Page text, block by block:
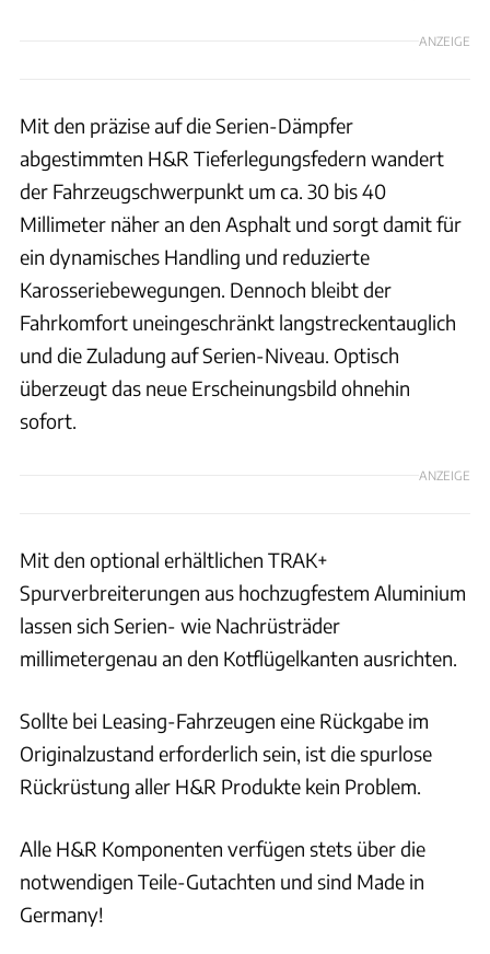
ANZEIGE
Mit den präzise auf die Serien-Dämpfer
abgestimmten H&R Tieferlegungsfedern wandert
der Fahrzeugschwerpunkt um ca. 30 bis 40
Millimeter näher an den Asphalt und sorgt damit für
ein dynamisches Handling und reduzierte
Karosseriebewegungen. Dennoch bleibt der
Fahrkomfort uneingeschränkt langstreckentauglich
und die Zuladung auf Serien-Niveau. Optisch
überzeugt das neue Erscheinungsbild ohnehin
sofort.
ANZEIGE
Mit den optional erhältlichen TRAK+
Spurverbreiterungen aus hochzugfestem Aluminium
lassen sich Serien- wie Nachrüsträder
millimetergenau an den Kotflügelkanten ausrichten.
Sollte bei Leasing-Fahrzeugen eine Rückgabe im
Originalzustand erforderlich sein, ist die spurlose
Rückrüstung aller H&R Produkte kein Problem.
Alle H&R Komponenten verfügen stets über die
notwendigen Teile-Gutachten und sind Made in
Germany!